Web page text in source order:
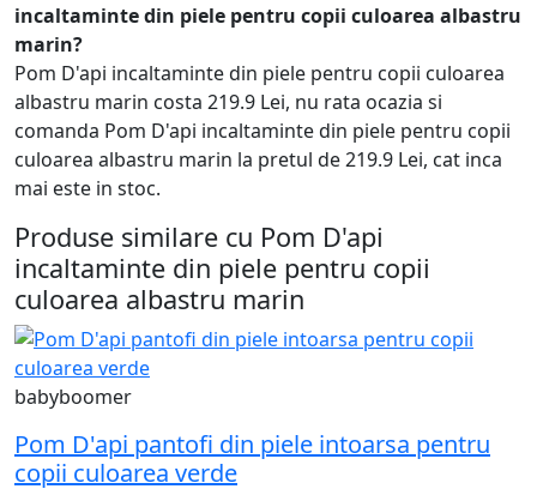
incaltaminte din piele pentru copii culoarea albastru
marin?
Pom D'api incaltaminte din piele pentru copii culoarea
albastru marin costa 219.9 Lei, nu rata ocazia si
comanda Pom D'api incaltaminte din piele pentru copii
culoarea albastru marin la pretul de 219.9 Lei, cat inca
mai este in stoc.
Produse similare cu Pom D'api
incaltaminte din piele pentru copii
culoarea albastru marin
babyboomer
Pom D'api pantofi din piele intoarsa pentru
copii culoarea verde